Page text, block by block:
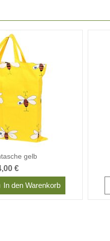
gelb
€
In den Warenkorb